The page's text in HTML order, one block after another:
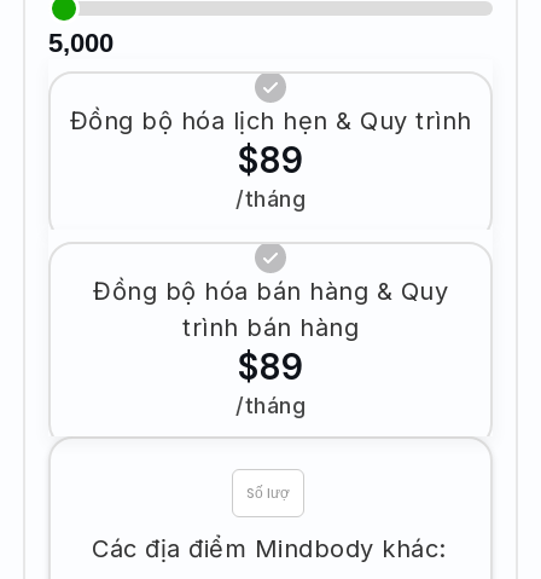
5,000
Đồng bộ hóa lịch hẹn & Quy trình
$89
/tháng
Đồng bộ hóa bán hàng & Quy
trình bán hàng
$89
/tháng
Các địa điểm Mindbody khác: